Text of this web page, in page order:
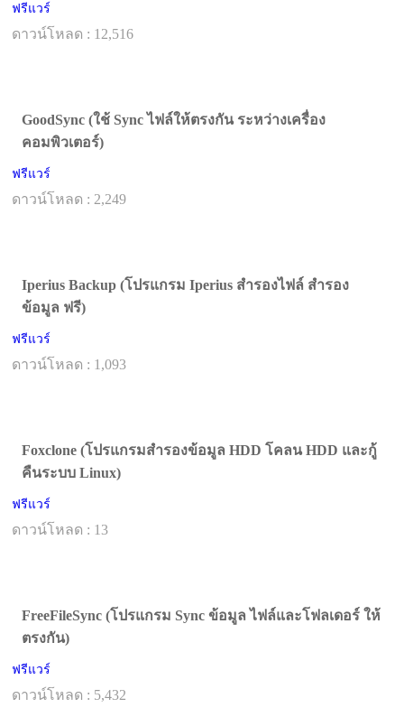
ฟรีแวร์
ดาวน์โหลด : 12,516
GoodSync (ใช้ Sync ไฟล์ให้ตรงกัน ระหว่างเครื่อง
คอมพิวเตอร์)
ฟรีแวร์
ดาวน์โหลด : 2,249
Iperius Backup (โปรแกรม Iperius สำรองไฟล์ สำรอง
ข้อมูล ฟรี)
ฟรีแวร์
ดาวน์โหลด : 1,093
Foxclone (โปรแกรมสำรองข้อมูล HDD โคลน HDD และกู้
คืนระบบ Linux)
ฟรีแวร์
ดาวน์โหลด : 13
FreeFileSync (โปรแกรม Sync ข้อมูล ไฟล์และโฟลเดอร์ ให้
ตรงกัน)
ฟรีแวร์
ดาวน์โหลด : 5,432